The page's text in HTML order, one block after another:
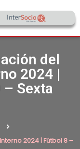
del
2024 |
Sexta
2024 | Fútbol 8 –